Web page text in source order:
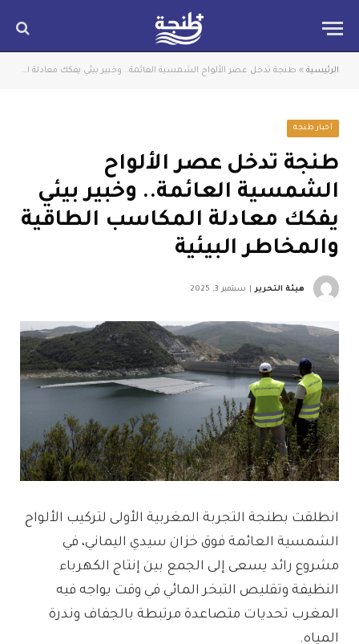
الرئيسية » طنجة تدخل عصر الألواح الشمسية العائمة.. وخبير بيئي يفكك معادلة المكاسب الطاقية والمخاطر البيئية
أخبار طنجة
طنجة تدخل عصر الألواح
الشمسية العائمة.. وخبير بيئي
يفكك معادلة المكاسب الطاقية
والمخاطر البيئية
هيئة التحرير سبتمبر 3, 2025
انطلقت بطنجة التجربة المغربية الأولى لتركيب الألواح
الشمسية العائمة فوق خزان سيدي اليماني، في
مشروع رائد يسعى إلى الجمع بين إنتاج الكهرباء
النظيفة وتقليص التبخر المائي في وقت يواجه فيه
المغرب تحديات متصاعدة مرتبطة بالجفاف وندرة
المياه.